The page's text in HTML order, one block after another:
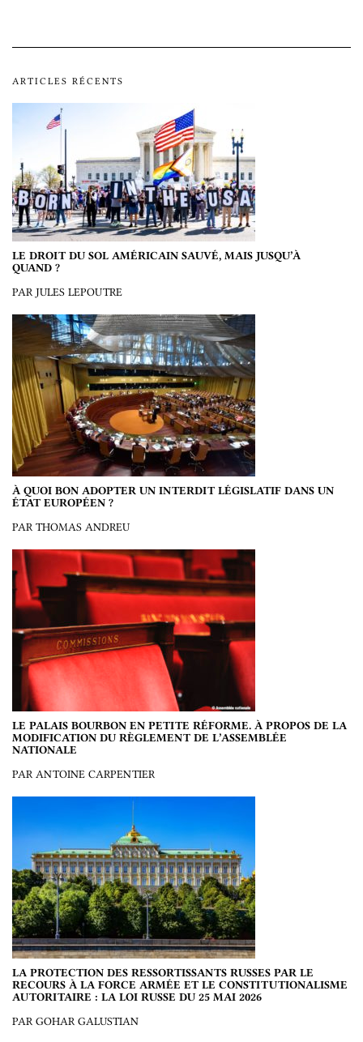
ARTICLES RÉCENTS
LE DROIT DU SOL AMÉRICAIN SAUVÉ, MAIS JUSQU’À
QUAND ?
PAR JULES LEPOUTRE
À QUOI BON ADOPTER UN INTERDIT LÉGISLATIF DANS UN
ÉTAT EUROPÉEN ?
PAR THOMAS ANDREU
LE PALAIS BOURBON EN PETITE RÉFORME. À PROPOS DE LA
MODIFICATION DU RÈGLEMENT DE L’ASSEMBLÉE
NATIONALE
PAR ANTOINE CARPENTIER
LA PROTECTION DES RESSORTISSANTS RUSSES PAR LE
RECOURS À LA FORCE ARMÉE ET LE CONSTITUTIONALISME
AUTORITAIRE : LA LOI RUSSE DU 25 MAI 2026
PAR GOHAR GALUSTIAN